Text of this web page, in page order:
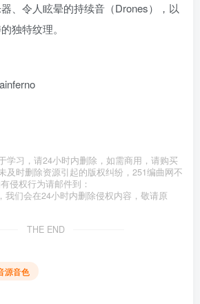
、令人眩晕的持续音（Drones），以
独特纹理。
学习，请24小时内删除，如需商用，请购买
及时删除资源引起的版权纠纷，251编曲网不
侵权行为请邮件到：
我们会在24小时内删除侵权内容，敬请原
THE END
源音色